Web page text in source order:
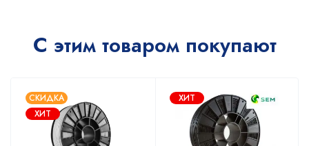
С этим товаром покупают
СКИДКА
ХИТ
ХИТ